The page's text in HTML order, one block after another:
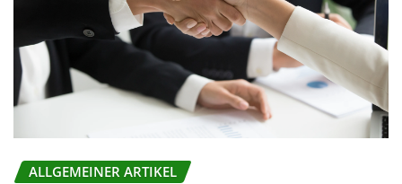
ALLGEMEINER ARTIKEL